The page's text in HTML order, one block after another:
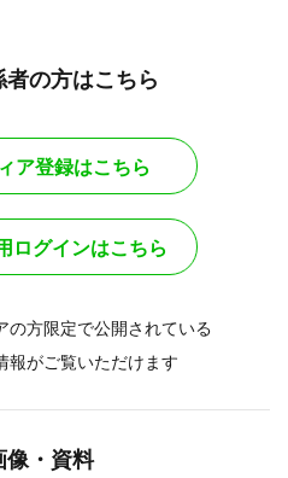
者の方はこちら
ア登録はこちら
ログインはこちら
の方限定で公開されている
報がご覧いただけます
像・資料